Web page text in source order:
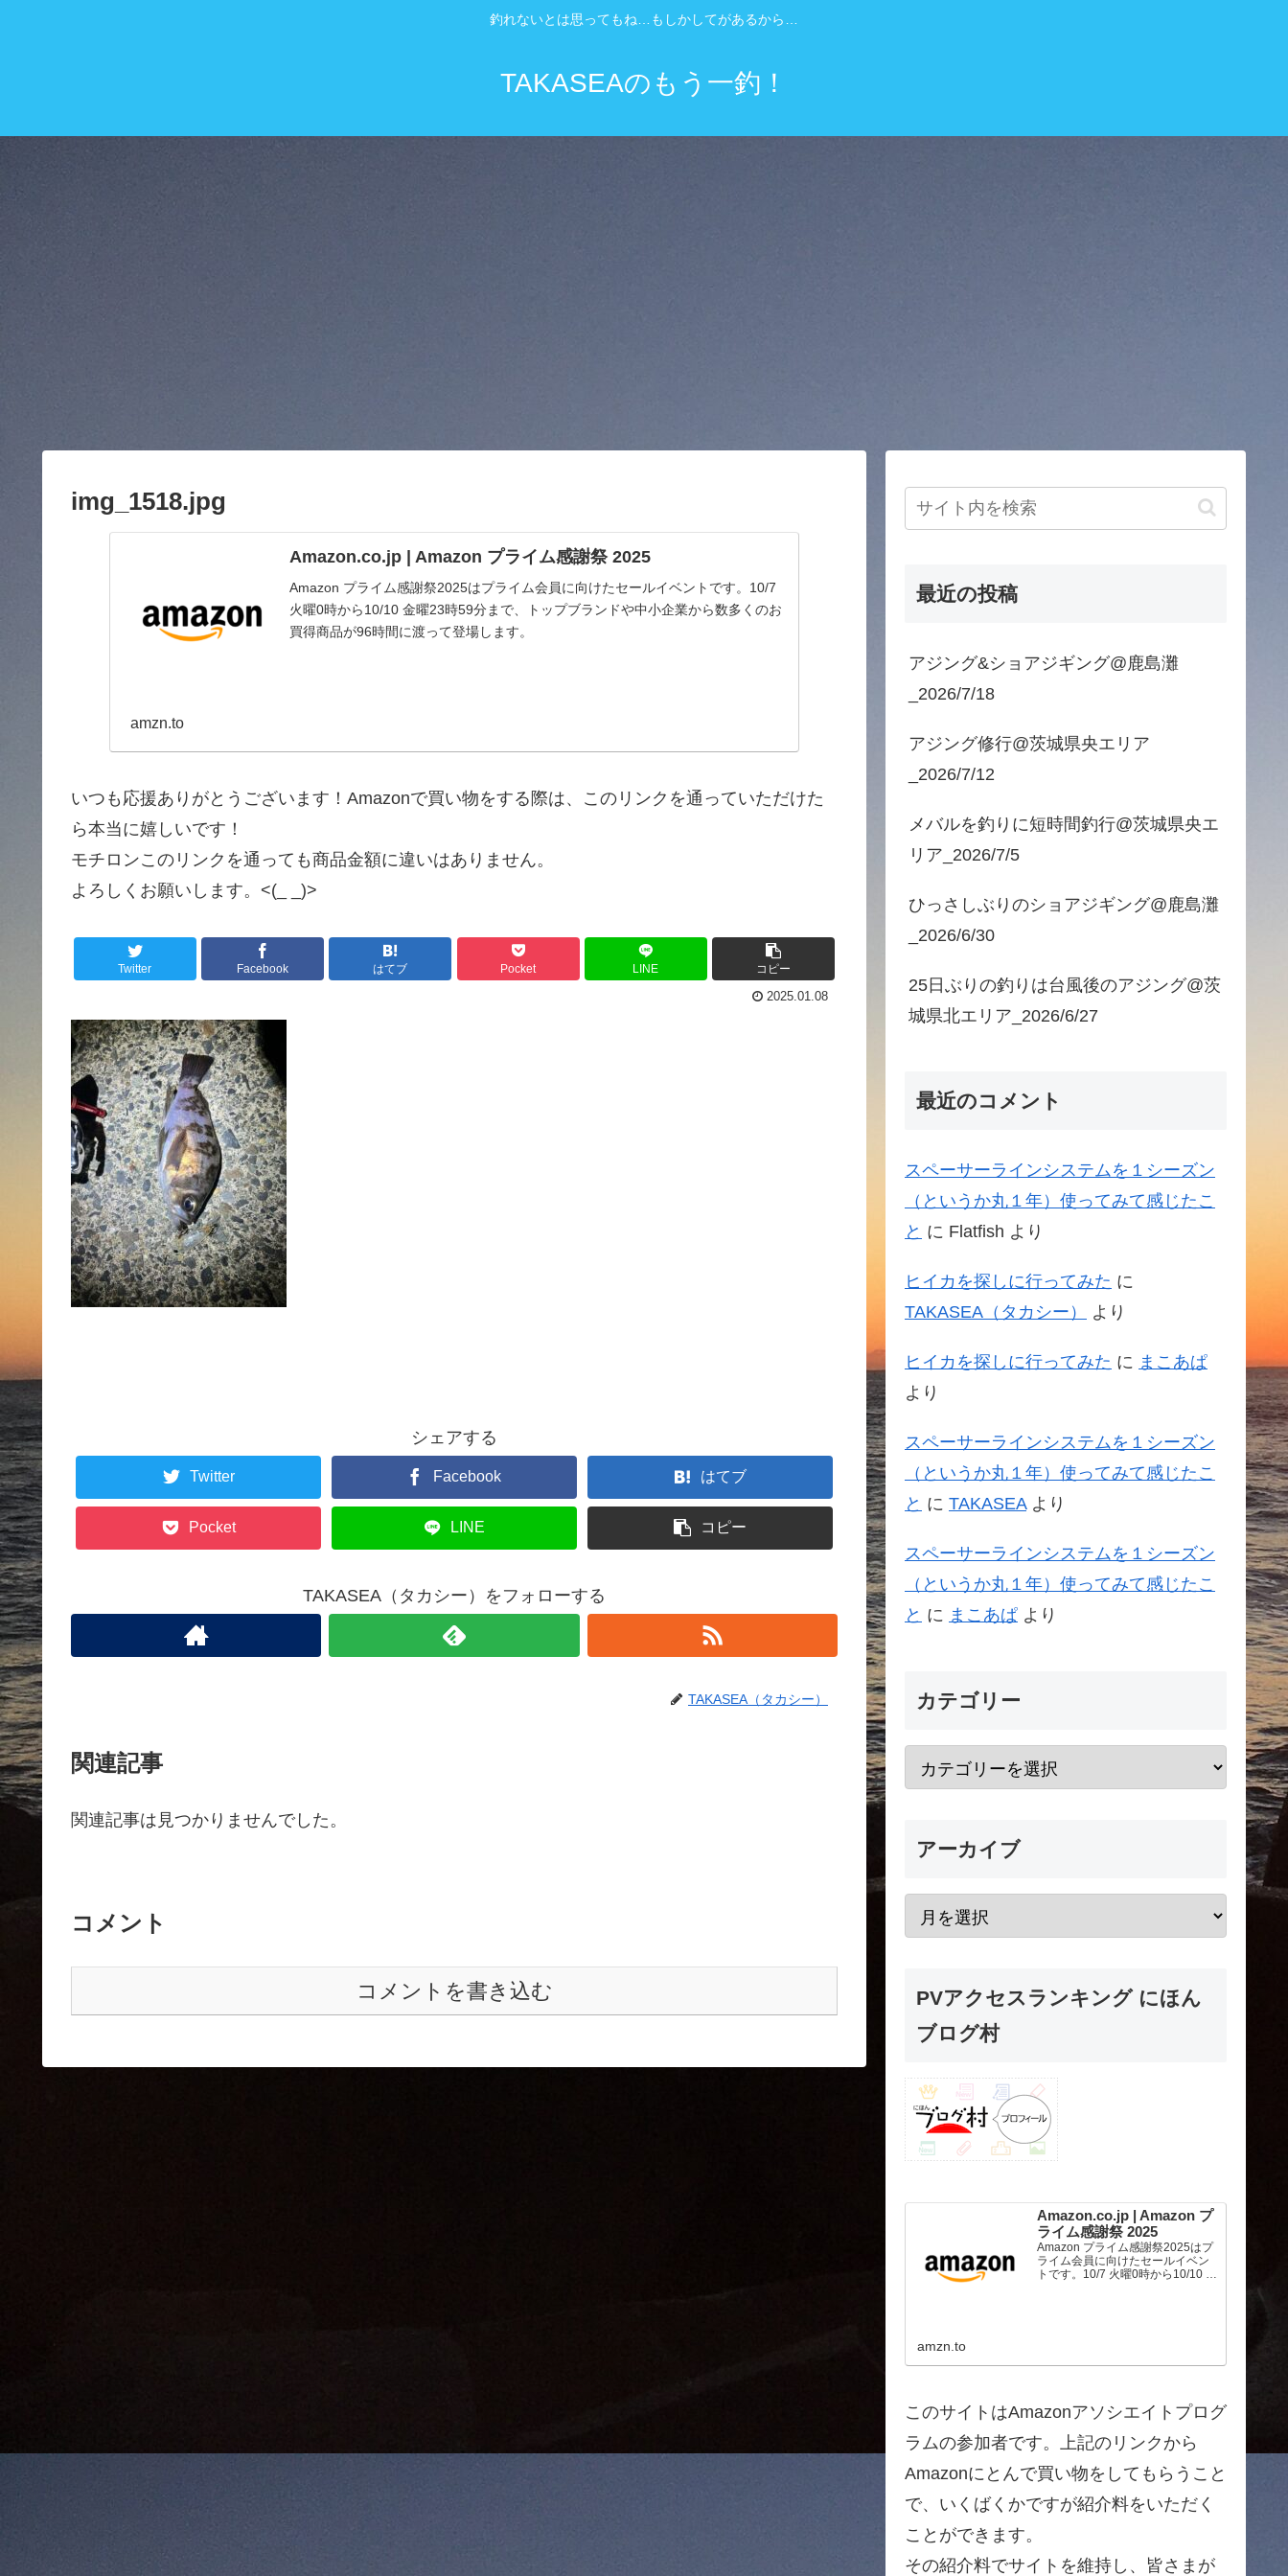
釣れないとは思ってもね…もしかしてがあるから…
TAKASEAのもう一釣！
img_1518.jpg
Amazon.co.jp | Amazon プライム感謝祭 2025
Amazon プライム感謝祭2025はプライム会員に向けたセールイベントです。10/7
火曜0時から10/10 金曜23時59分まで、トップブランドや中小企業から数多くのお
買得商品が96時間に渡って登場します。
amzn.to
いつも応援ありがとうございます！Amazonで買い物をする際は、このリンクを通っていただけた
ら本当に嬉しいです！
モチロンこのリンクを通っても商品金額に違いはありません。
よろしくお願いします。<(_ _)>
Twitter Facebook はてブ Pocket LINE コピー
2025.01.08
シェアする
Twitter Facebook はてブ
Pocket LINE コピー
TAKASEA（タカシー）をフォローする
TAKASEA（タカシー）
関連記事
関連記事は見つかりませんでした。
コメント
コメントを書き込む
最近の投稿
アジング&ショアジギング@鹿島灘
_2026/7/18
アジング修行@茨城県央エリア
_2026/7/12
メバルを釣りに短時間釣行@茨城県央エ
リア_2026/7/5
ひっさしぶりのショアジギング@鹿島灘
_2026/6/30
25日ぶりの釣りは台風後のアジング@茨
城県北エリア_2026/6/27
最近のコメント
スペーサーラインシステムを１シーズン
（というか丸１年）使ってみて感じたこ
と に Flatfish より
ヒイカを探しに行ってみた に
TAKASEA（タカシー）
より
ヒイカを探しに行ってみた に まこあぱ
より
スペーサーラインシステムを１シーズン
（というか丸１年）使ってみて感じたこ
と に TAKASEAより
スペーサーラインシステムを１シーズン
（というか丸１年）使ってみて感じたこ
と に まこあぱ より
カテゴリー
アーカイブ
PVアクセスランキング にほん
ブログ村
Amazon.co.jp | Amazon プ
ライム感謝祭 2025
Amazon プライム感謝祭2025はプ
ライム会員に向けたセールイベン
トです。10/7 火曜0時から10/10 金
amzn.to
このサイトはAmazonアソシエイトプログ
ラムの参加者です。上記のリンクから
Amazonにとんで買い物をしてもらうこと
で、いくばくかですが紹介料をいただく
ことができます。
その紹介料でサイトを維持し、皆さまが